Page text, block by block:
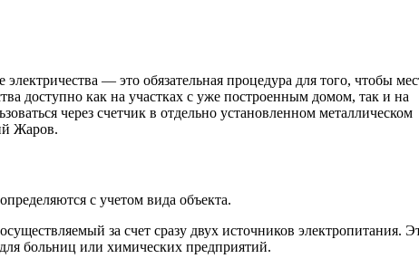
— это обязательная процедура для того, чтобы
доступно как на участках с уже построенным домом, так и на
через счетчик в отдельно установленном металлическом
Жаров.
с учетом вида объекта.
за счет сразу двух источников электропитания.
больниц или химических предприятий.